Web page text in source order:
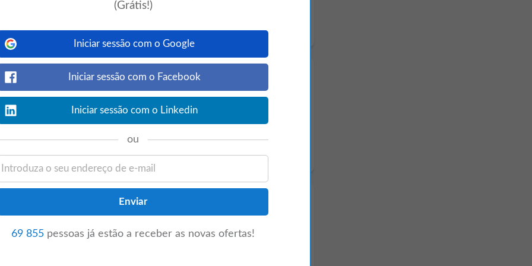
pela vida, com humanidade e
o serviço de Bloco Operatório, do
de Serviços | Hospital CUF
pela vida, com humanidade e
a contratar umEnfermeiro(m/f), para
um
na PREVERIS Lisboa.
Ver detalhes
(Grátis!)
Iniciar sessão com o Google
Iniciar sessão com o Facebook
Iniciar sessão com o Linkedin
ou
69 855 pessoas já estão a receber as novas ofertas!